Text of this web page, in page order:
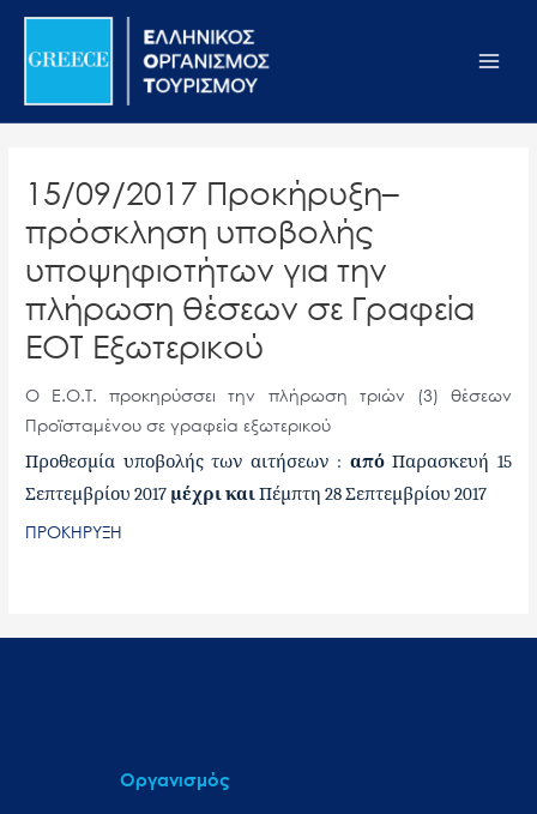
Σημείωση:
ιστότοπος
σύστημα
προσβασιμότητας.
Μετάβαση
περιεχόμενο
15/09/2017 Προκήρυξη–
πρόσκληση υποβολής
υποψηφιοτήτων για την
πλήρωση θέσεων σε Γραφεία
ΕΟΤ Εξωτερικού
Ο Ε.Ο.Τ. προκηρύσσει την πλήρωση τριών (3) θέσεων
Προϊσταμένου σε γραφεία εξωτερικού
Προθεσμία υποβολής των αιτήσεων : απόΠαρασκευή 15
Σεπτεμβρίου 2017 μέχρι καιΠέμπτη 28 Σεπτεμβρίου 2017
ΠΡΟΚΗΡΥΞΗ
Οργανισμός